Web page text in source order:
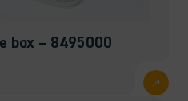
box – 8495000